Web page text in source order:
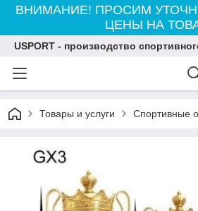
ВНИМАНИЕ! ПРОСИМ
ЦЕНЫ НА
USPORT - производство
Товары и услуги Спортивные